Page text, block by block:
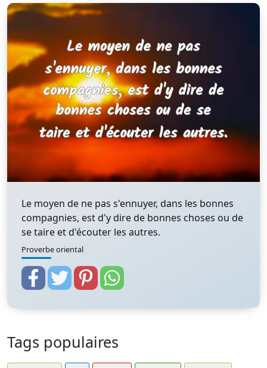
Le moyen de ne pas s'ennuyer, dans les bonnes
compagnies, est d'y dire de bonnes choses ou de
se taire et d'écouter les autres.
Proverbe oriental
Tags populaires